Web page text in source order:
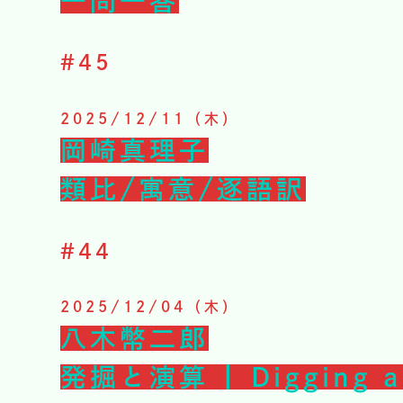
# 45
2025/12/11（木）
岡崎真理子
類比/寓意/逐語訳
# 44
2025/12/04（木）
八木幣二郎
発掘と演算 | Digging